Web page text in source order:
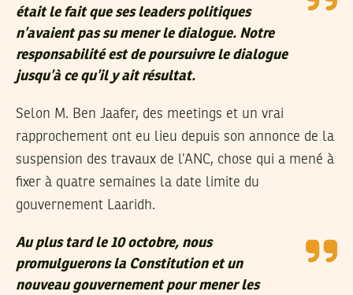
était le fait que ses leaders politiques
n’avaient pas su mener le dialogue. Notre
responsabilité est de poursuivre le dialogue
jusqu’à ce qu’il y ait résultat.
Selon M. Ben Jaafer, des meetings et un vrai
rapprochement ont eu lieu depuis son annonce de la
suspension des travaux de l’ANC, chose qui a mené à
fixer à quatre semaines la date limite du
gouvernement Laaridh.
Au plus tard le 10 octobre, nous
promulguerons la Constitution et un
nouveau gouvernement pour mener les